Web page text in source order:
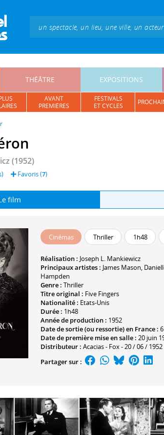
THÉÂTRE EXPOSITIONS
AVANT
PREMIÈRES
FESTIVALS
ET CYCLES
(1952)
Favoris (7)
film
Cinémas Thriller 1h48
Réalisation : Joseph L. Mankiewicz
Principaux artistes : James Mason,
Hampden
Genre : Thriller
Titre original : Five Fingers
Nationalité : Etats-Unis
Durée : 1h48
Année de production : 1952
Date de sortie (ou ressortie) en France :
Date de première mise en salle : 20 juin
Distributeur : Acacias - Fox - 20 / 06 / 1952
Partager sur :